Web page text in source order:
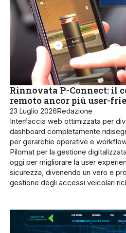
Rinnovata P-Connect: il
remoto ancor più user-
23 Luglio 2026Redazione
Interfaccia web ottimizzata per
dashboard completamente
per gerarchie operative e
Pilomat per la gestione
oggi per migliorare la user
sicurezza, divenendo un vero e
gestione degli accessi veicolari